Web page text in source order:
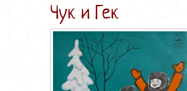
Чук и Гек